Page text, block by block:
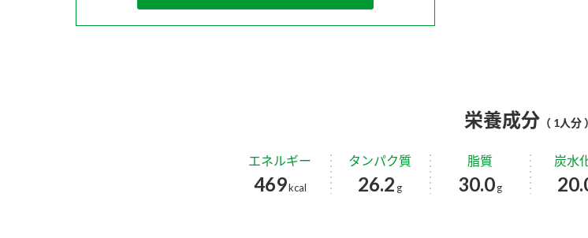
栄養成分 （ 1人分 ）
エネルギー
469kcal
タンパク質
26.2 g
脂質
30.0 g
炭水